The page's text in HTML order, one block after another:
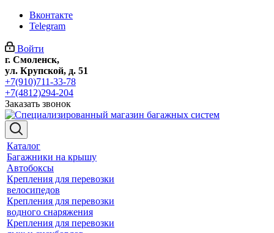
Вконтакте
Telegram
Войти
г. Смоленск,
ул. Крупской, д. 51
+7(910)711-33-78
+7(4812)294-204
Заказать звонок
Каталог
Багажники на крышу
Автобоксы
Крепления для перевозки
велосипедов
Крепления для перевозки
водного снаряжения
Крепления для перевозки